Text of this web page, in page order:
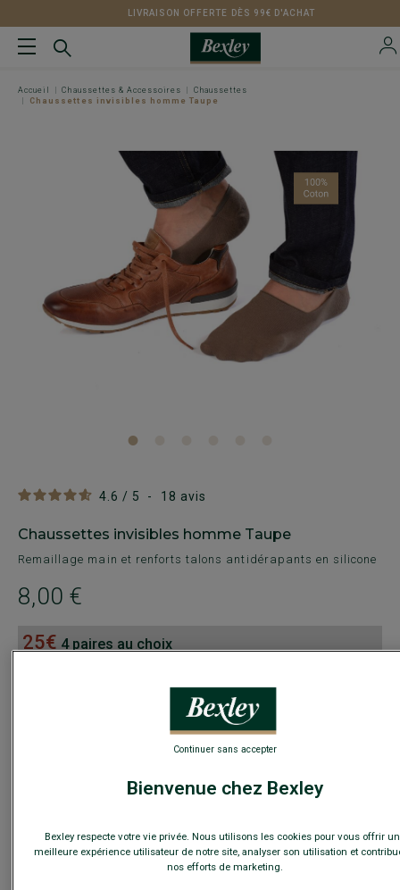
LIVRAISON OFFERTE DÈS 99€ D'ACHAT
Accueil Chaussettes & Accessoires
Chaussettes
Chaussettes invisibles homme Taupe
4.6 / 5 - 18 avis
Chaussettes invisibles homme Taupe
Remaillage main et renforts talons antidérapants en silicone
8,00 €
25€ 4 paires au choix
Payez en plusieurs fois dès 199€ d'achat
Bienvenue chez Bexley
Bexley respecte votre vie privée. Nous utilisons les cookies pour vous offrir
meilleure expérience utilisateur de notre site, analyser son utilisation et
nos efforts de marketing.
Continuer sans accepter